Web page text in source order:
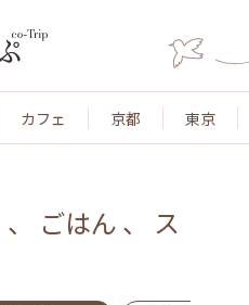
カフェ 京都 東京
、 ごはん 、 ス